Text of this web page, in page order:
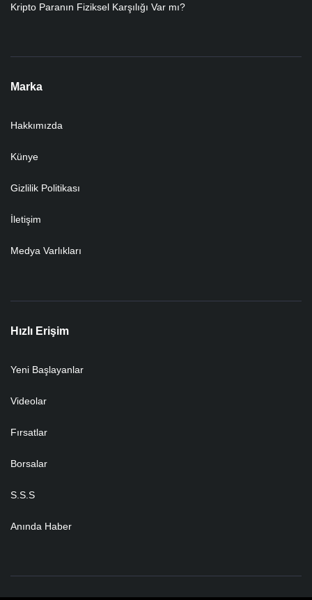
Kripto Paranın Fiziksel Karşılığı Var mı?
Marka
Hakkımızda
Künye
Gizlilik Politikası
İletişim
Medya Varlıkları
Hızlı Erişim
Yeni Başlayanlar
Videolar
Fırsatlar
Borsalar
S.S.S
Anında Haber